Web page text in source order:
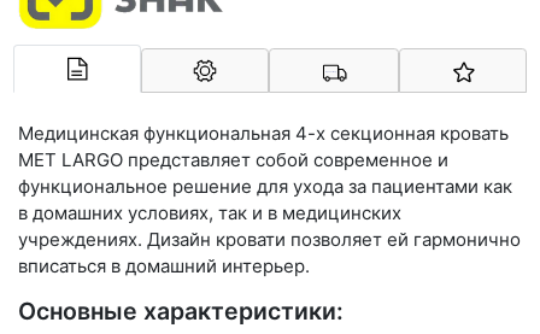
Медицинская функциональная 4-х секционная кровать
MET LARGO представляет собой современное и
функциональное решение для ухода за пациентами как
в домашних условиях, так и в медицинских
учреждениях. Дизайн кровати позволяет ей гармонично
вписаться в домашний интерьер.
Основные характеристики: